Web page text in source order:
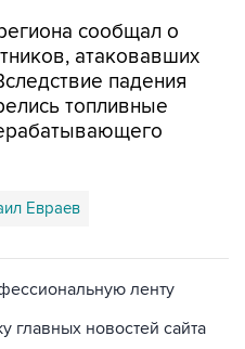
сообщал о
атаковавших
падения
топливные
Евраев
ленту
главных новостей сайта